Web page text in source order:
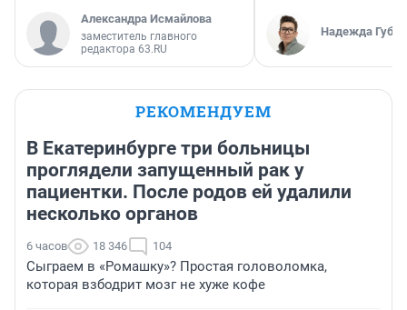
Александра Исмайлова
заместитель главного
редактора 63.RU
Надежда
РЕКОМЕНДУЕМ
В Екатеринбурге три больницы
проглядели запущенный рак у
пациентки. После родов ей удалили
несколько органов
6 часов 18 346 104
Сыграем в «Ромашку»? Простая головоломка,
которая взбодрит мозг не хуже кофе